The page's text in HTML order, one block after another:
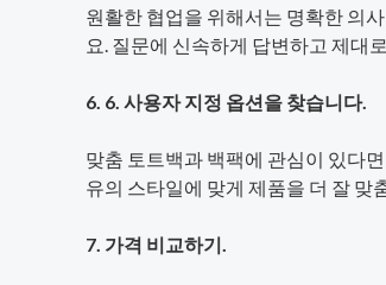
원활한 협업을 위해서는 명확한 의
요. 질문에 신속하게 답변하고 제대
6. 6. 사용자 지정 옵션을 찾습니다.
맞춤 토트백과 백팩에 관심이 있다
유의 스타일에 맞게 제품을 더 잘 맞
7. 가격 비교하기.